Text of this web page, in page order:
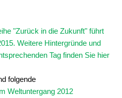
"Zurück in die Zukunft" führt
Weitere Hintergründe und
Tag finden Sie hier
folgende
Weltuntergang 2012